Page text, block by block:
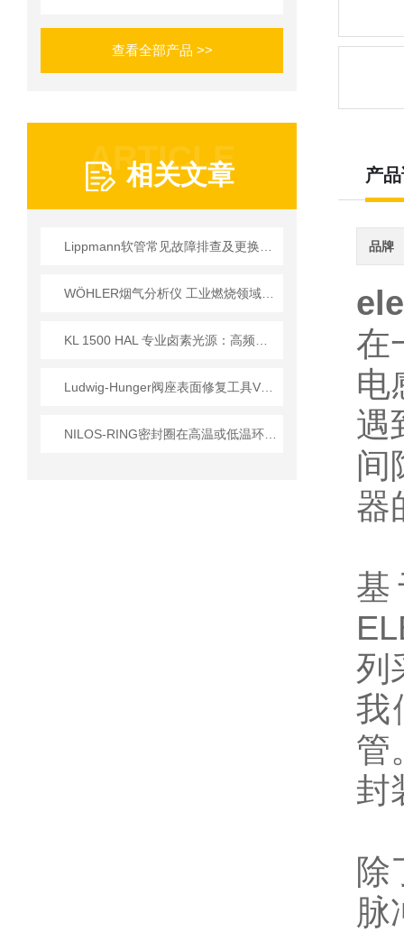
查看全部产品 >>
ARTICLE
相关文章 产
品牌
在
电
遇
间
器
列
我
管
封
除
脉